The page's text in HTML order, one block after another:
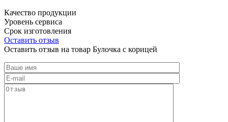
Качество продукции
Уровень сервиса
Срок изготовления
Оставить отзыв
Оставить отзыв на товар Булочка с корицей